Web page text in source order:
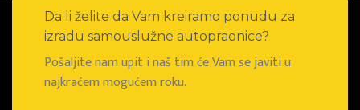
Da li želite da Vam kreiramo ponudu za
izradu samouslužne autopraonice?
Pošaljite nam upit i naš tim će Vam se javiti u
najkraćem mogućem roku.